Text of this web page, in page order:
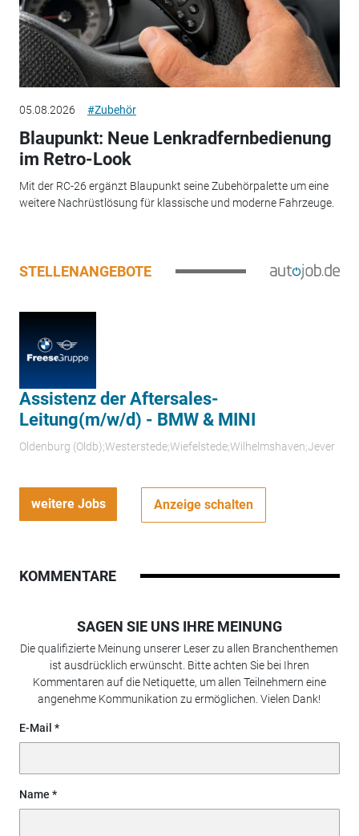
05.08.2026 #Zubehör
Blaupunkt: Neue Lenkradfernbedienung
im Retro-Look
Mit der RC-26 ergänzt Blaupunkt seine Zubehörpalette um eine
weitere Nachrüstlösung für klassische und moderne Fahrzeuge.
STELLENANGEBOTE
Assistenz der Aftersales-
Leitung(m/w/d) - BMW & MINI
Oldenburg (Oldb);Westerstede;Wiefelstede;Wilhelmshaven;Jever
weitere Jobs Anzeige schalten
KOMMENTARE
SAGEN SIE UNS IHRE MEINUNG
Die qualifizierte Meinung unserer Leser zu allen Branchenthemen
ist ausdrücklich erwünscht. Bitte achten Sie bei Ihren
Kommentaren auf die Netiquette, um allen Teilnehmern eine
angenehme Kommunikation zu ermöglichen. Vielen Dank!
E-Mail
Name